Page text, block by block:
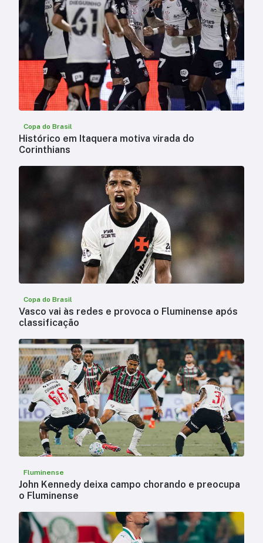
Copa do Brasil
Histórico em Itaquera motiva virada do
Corinthians
Copa do Brasil
Vasco vai às redes e provoca o Fluminense após
classificação
Fluminense
John Kennedy deixa campo chorando e preocupa
o Fluminense